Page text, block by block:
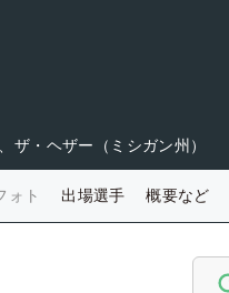
ザ・ヘザー（ミシガン州）
ォト 出場選手 概要など